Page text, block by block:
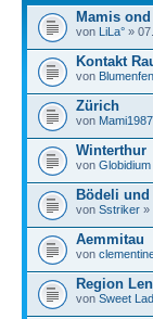
Mamis
von LiLa° »
Kontakt
von
Zürich
von Mami1987
Winterthur
von Globidium
Bödeli
von Sstriker »
Aemmitau
von
Region
von Sweet